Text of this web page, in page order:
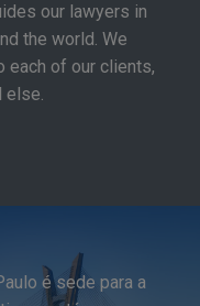
our lawyers in
the world. We
each of our clients,
else.
é sede para a